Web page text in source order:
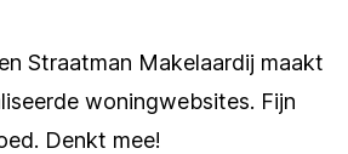
Straatman Makelaardij maakt
woningwebsites. Fijn
Denkt mee!